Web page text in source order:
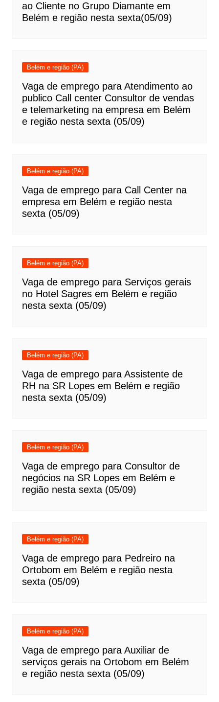
ao Cliente no Grupo Diamante em
Belém e região nesta sexta(05/09)
Belém e região (PA)
Vaga de emprego para Atendimento ao
publico Call center Consultor de vendas
e telemarketing na empresa em Belém
e região nesta sexta (05/09)
Belém e região (PA)
Vaga de emprego para Call Center na
empresa em Belém e região nesta
sexta (05/09)
Belém e região (PA)
Vaga de emprego para Serviços gerais
no Hotel Sagres em Belém e região
nesta sexta (05/09)
Belém e região (PA)
Vaga de emprego para Assistente de
RH na SR Lopes em Belém e região
nesta sexta (05/09)
Belém e região (PA)
Vaga de emprego para Consultor de
negócios na SR Lopes em Belém e
região nesta sexta (05/09)
Belém e região (PA)
Vaga de emprego para Pedreiro na
Ortobom em Belém e região nesta
sexta (05/09)
Belém e região (PA)
Vaga de emprego para Auxiliar de
serviços gerais na Ortobom em Belém
e região nesta sexta (05/09)